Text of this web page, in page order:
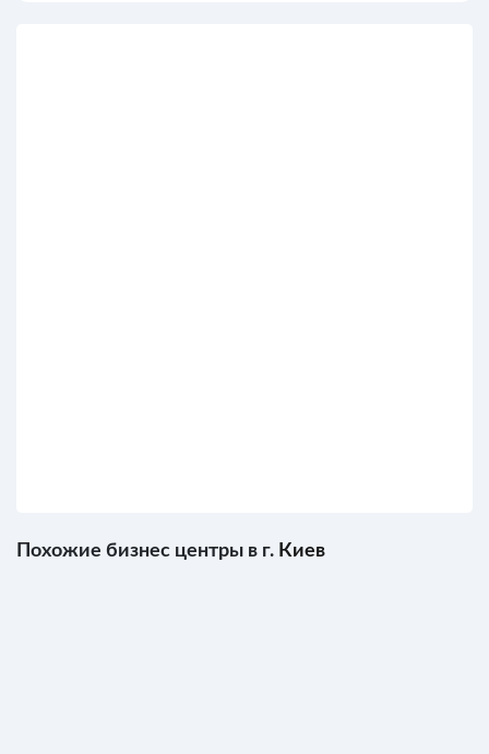
Похожие бизнес центры в г. Киев